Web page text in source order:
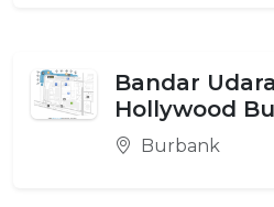
Bandar Udara
Hollywood
Burbank